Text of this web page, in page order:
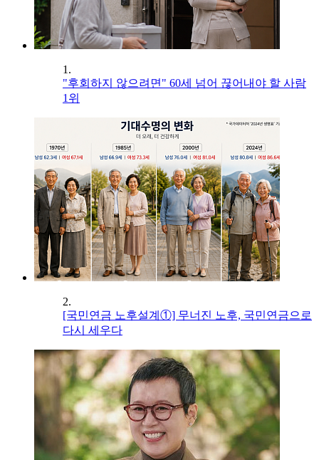
1.
"후회하지 않으려면" 60세 넘어 끊어내야 할 사람
1위
2.
[국민연금 노후설계①] 무너진 노후, 국민연금으로
다시 세우다